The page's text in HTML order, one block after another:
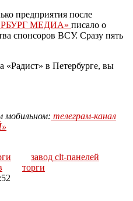
предприятия после
МЕДИА» писало о
спонсоров ВСУ. Сразу пять
«Радист» в Петербурге, вы
мобильном: телеграм-канал
завод clt-панелей
торги